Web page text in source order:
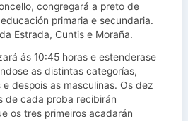
congregará a preto de
primaria e secundaria.
Estrada, Cuntis e Moraña.
ás 10:45 horas e estenderase
as distintas categorías,
despois as masculinas. Os dez
de cada proba recibirán
os tres primeiros acadarán